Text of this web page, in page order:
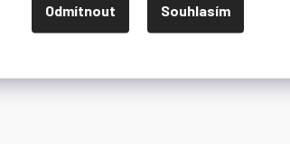
Odmítnout Souhlasím